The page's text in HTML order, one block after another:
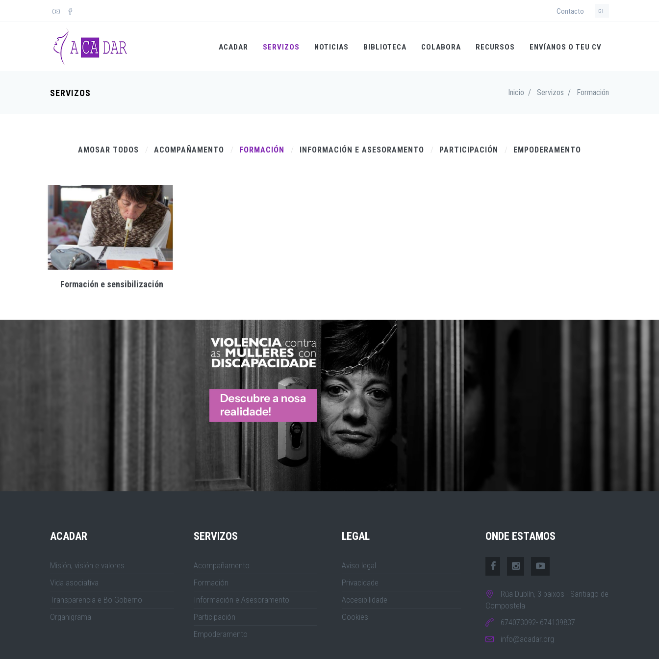
Contacto GL
ACADAR SERVIZOS NOTICIAS BIBLIOTECA COLABORA RECURSOS ENVÍANOS O TEU CV
SERVIZOS Inicio / Servizos / Formación
AMOSAR TODOS ACOMPAÑAMENTO FORMACIÓN INFORMACIÓN E ASESORAMENTO PARTICIPACIÓN EMPODERAMENTO
Formación e sensibilización
ACADAR
Misión, visión e valores
Vida asociativa
Transparencia e Bo Goberno
Organigrama
SERVIZOS
Acompañamento
Formación
Información e Asesoramento
Participación
Empoderamento
LEGAL
Aviso legal
Privacidade
Accesibilidade
Cookies
ONDE ESTAMOS
Rúa Dublín, 3 baixos - Santiago de
Compostela
674073092- 674139837
info@acadar.org